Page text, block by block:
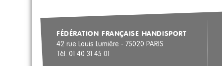
FÉDÉRATION FRANÇAISE HANDISPORT
42 rue Louis Lumière - 75020 PARIS
Tél. 01 40 31 45 01